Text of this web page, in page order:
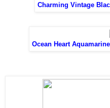
Charming Vintage
Ocean Heart